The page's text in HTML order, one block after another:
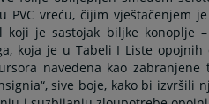
PVC vreću, čijim
koji je sastojak biljke konoplje
koja je u Tabeli I Liste
navedena kao zabranjene
sive boje, kako bi izvršili